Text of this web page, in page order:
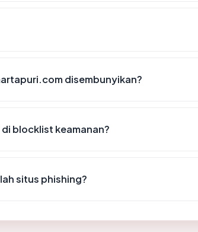
disembunyikan?
blocklist keamanan?
situs phishing?